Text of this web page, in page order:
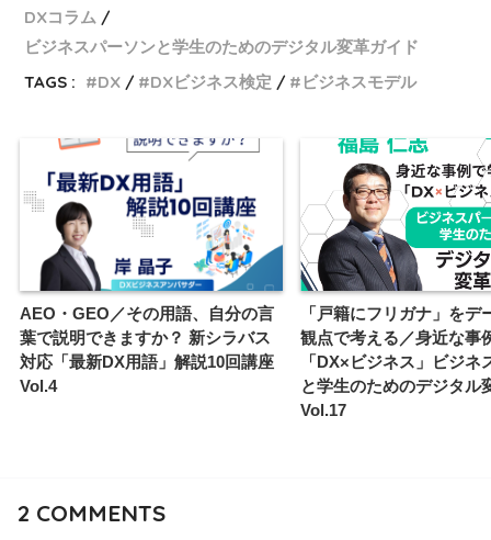
DXコラム
ビジネスパーソンと学生のためのデジタル変革ガイド
TAGS :
DX DXビジネス検定 ビジネスモデル
AEO・GEO／その用語、自分の言
葉で説明できますか？ 新シラバス
対応「最新DX用語」解説10回講座
Vol.4
「戸籍にフリガナ」をデ
観点で考える／身近な事
「DX×ビジネス」ビジネ
と学生のためのデジタル
Vol.17
2 COMMENTS